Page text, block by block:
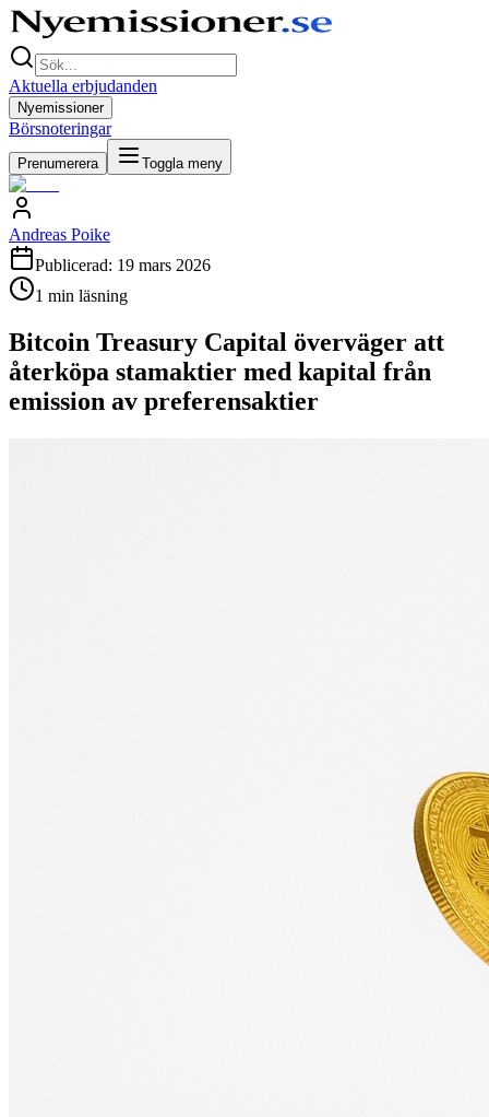
Aktuella erbjudanden
Nyemissioner
Börsnoteringar
Prenumerera Toggla meny
Andreas Poike
Publicerad: 19 mars 2026
1 min läsning
Bitcoin Treasury Capital överväger att
återköpa stamaktier med kapital från
emission av preferensaktier